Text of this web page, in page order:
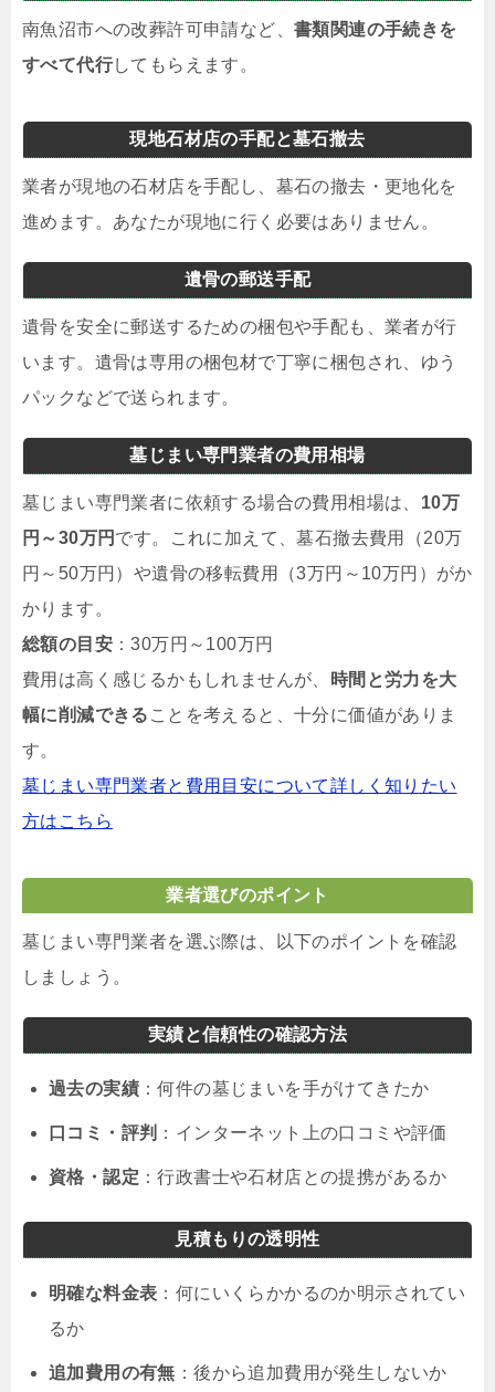
南魚沼市への改葬許可申請など、 書類関連の手続きを
すべて代行してもらえます。
現地石材店の手配と墓石撤去
業者が現地の石材店を手配し、墓石の撤去・更地化を
進めます。あなたが現地に行く必要はありません。
遺骨の郵送手配
遺骨を安全に郵送するための梱包や手配も、業者が行
います。遺骨は専用の梱包材で丁寧に梱包され、ゆう
パックなどで送られます。
墓じまい専門業者の費用相場
墓じまい専門業者に依頼する場合の費用相場は、 10万
円～30万円 です。これに加えて、墓石撤去費用（20万
円～50万円）や遺骨の移転費用（3万円～10万円）がか
かります。
総額の目安 ：30万円～100万円
費用は高く感じるかもしれませんが、
時間と労力を大
幅に削減できる ことを考えると、十分に価値がありま
す。
墓じまい専門業者と費用目安について詳しく知りたい
方はこちら
業者選びのポイント
墓じまい専門業者を選ぶ際は、以下のポイントを確認
しましょう。
実績と信頼性の確認方法
過去の実績 ：何件の墓じまいを手がけてきたか
口コミ・評判 ：インターネット上の口コミや評価
資格・認定 ：行政書士や石材店との提携があるか
見積もりの透明性
明確な料金表 ：何にいくらかかるのか明示されてい
るか
追加費用の有無 ：後から追加費用が発生しないか